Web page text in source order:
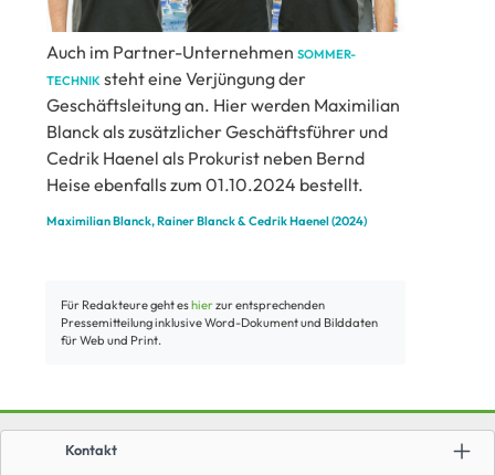
Auch im Partner-Unternehmen SOMMER-
TECHNIK steht eine Verjüngung der
Geschäftsleitung an. Hier werden Maximilian
Blanck als zusätzlicher Geschäftsführer und
Cedrik Haenel als Prokurist neben Bernd
Heise ebenfalls zum 01.10.2024 bestellt.
Maximilian Blanck, Rainer Blanck & Cedrik Haenel (2024)
Für Redakteure geht eshierzur entsprechenden
Pressemitteilung inklusive Word-Dokument und Bilddaten
für Web und Print.
Kontakt